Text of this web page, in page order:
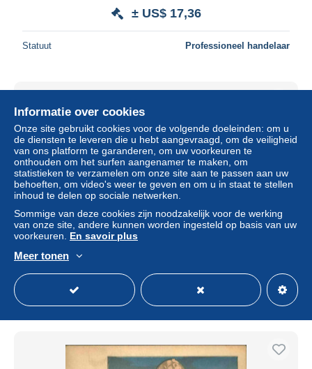
± US$ 17,36
Statuut Professioneel handelaar
EGYPTE - Carte postale - Le Sphinx - L 66591
Professioneel handelaar
Informatie over cookies
Onze site gebruikt cookies voor de volgende doeleinden: om u
de diensten te leveren die u hebt aangevraagd, om de veiligheid
van ons platform te garanderen, om uw voorkeuren te
onthouden om het surfen aangenamer te maken, om
statistieken te verzamelen om onze site aan te passen aan uw
behoeften, om video's weer te geven en om u in staat te stellen
inhoud te delen op sociale netwerken.
Sommige van deze cookies zijn noodzakelijk voor de werking
van onze site, andere kunnen worden ingesteld op basis van uw
voorkeuren. En savoir plus
Meer tonen